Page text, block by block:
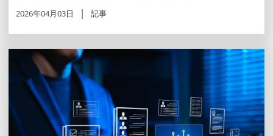
2026年04月03日 記事